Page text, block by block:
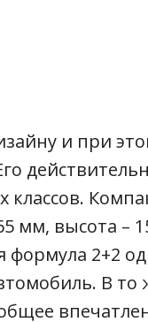
и при
классов.
мм, высота –
формула 2+2
В то